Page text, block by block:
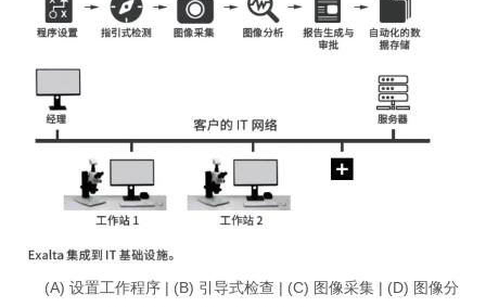
(A) 设置工作程序 | (B) 引导式检查 | (C) 图像采集 | (D) 图像分